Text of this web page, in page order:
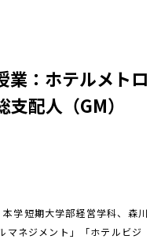
業：ホテルメトロ
支配人（GM）
本学短期大学部経営学科、森川
マネジメント」「ホテルビジ